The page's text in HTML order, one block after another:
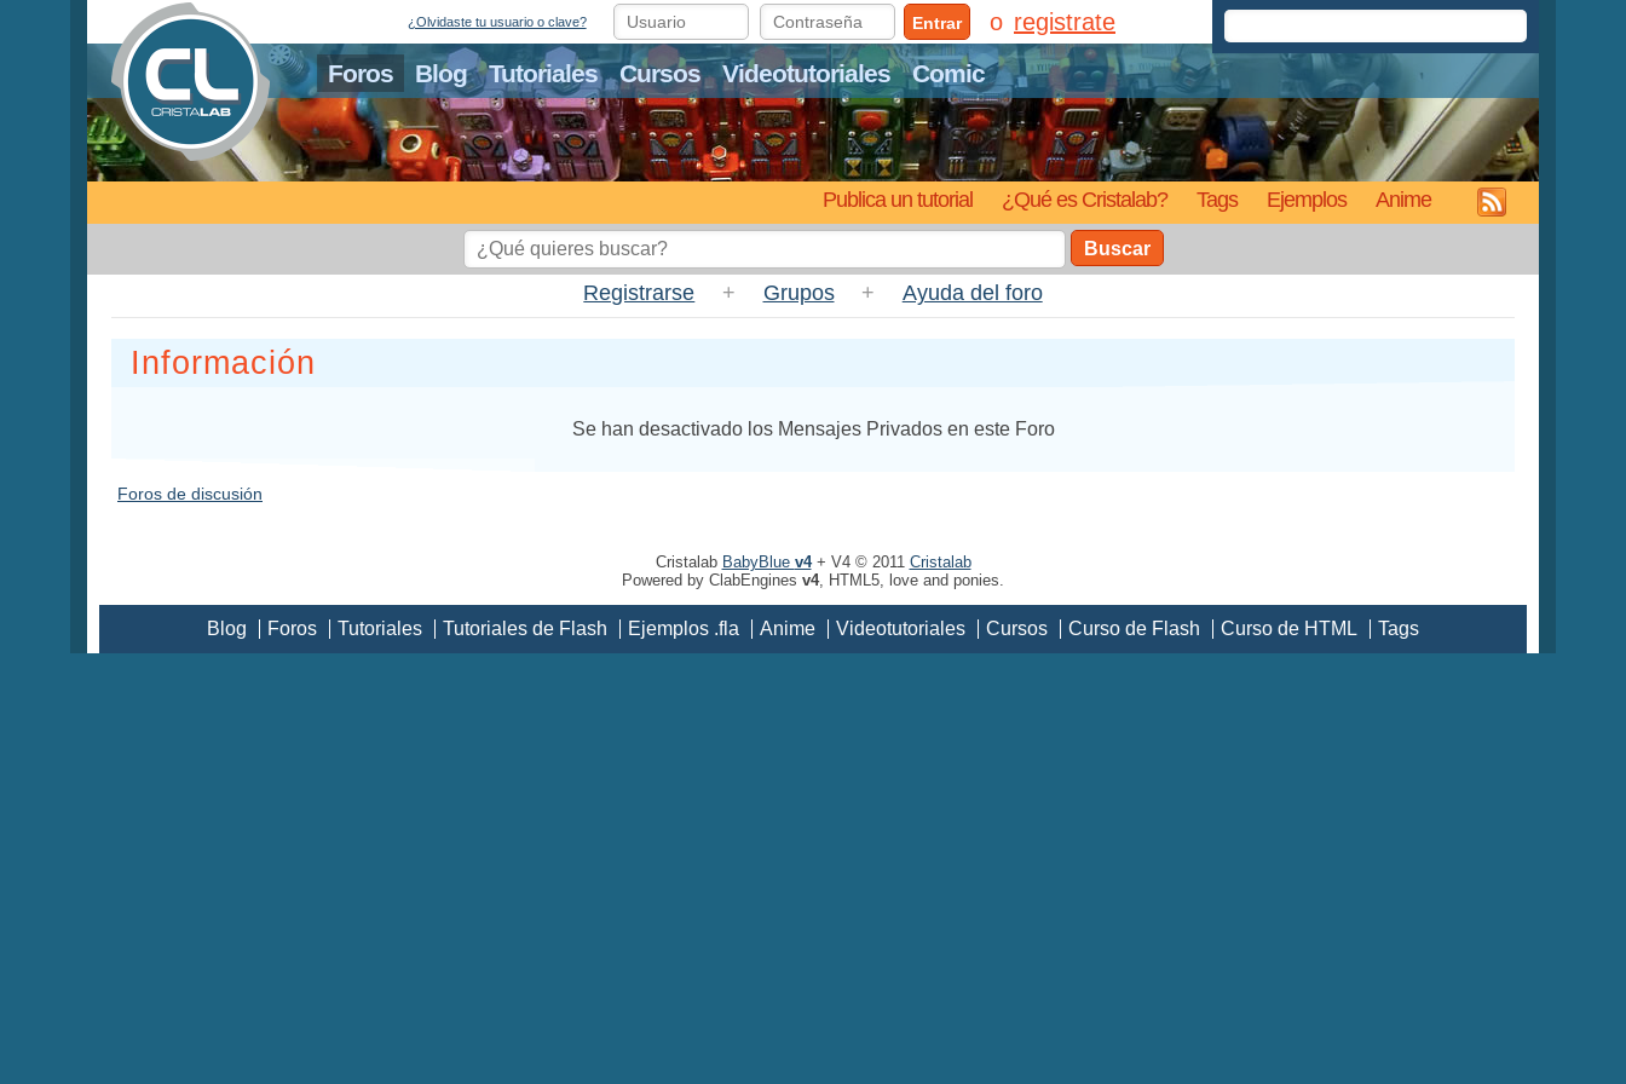
Foros Blog Tutoriales Cursos Videotutoriales Comic
Publica un tutorial ¿Qué es Cristalab? Tags Ejemplos Anime
¿Olvidaste tu usuario o clave? Entrar registrate
Buscar
Registrarse + Grupos + Ayuda del foro
Información
Se han desactivado los Mensajes Privados en este Foro
Foros de discusión
Cristalab BabyBlue v4+ V4 © 2011 Cristalab
Powered by ClabEngines v4, HTML5, love and ponies.
Blog Foros Tutoriales Tutoriales de Flash Ejemplos .fla Anime Videotutoriales Cursos Curso de Flash Curso de HTML Tags